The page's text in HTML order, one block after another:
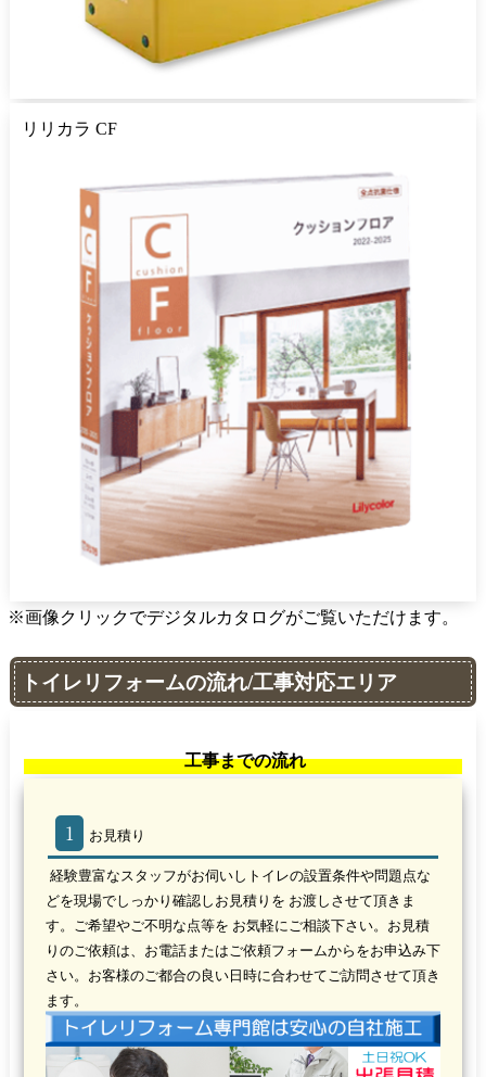
リリカラ CF
※画像クリックでデジタルカタログがご覧いただけます。
トイレリフォームの流れ/工事対応エリア
工事までの流れ
1 お見積り
経験豊富なスタッフがお伺いしトイレの設置条件や問題点な
どを現場でしっかり確認し お見積り を お渡しさせて頂きま
す。ご希望やご不明な点等を お気軽にご相談下さい。お見積
りのご依頼は、お電話またはご依頼フォームからをお申込み下
さい。お客様のご都合の良い日時に合わせてご訪問させて頂き
ます。